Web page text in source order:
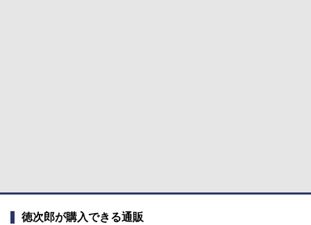
徳次郎が購入できる通販